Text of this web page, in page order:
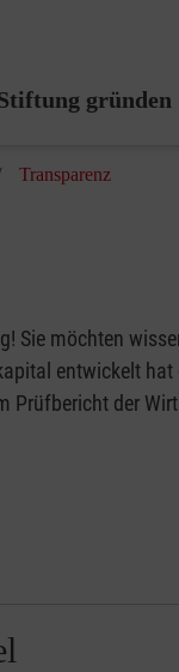
gründen
Transparenz
Sie möchten
entwickelt
Prüfbericht der